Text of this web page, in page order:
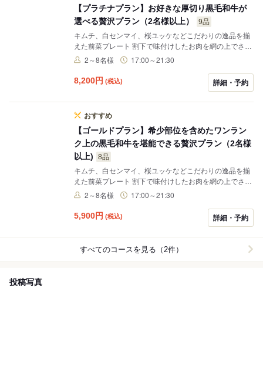
【プラチナプラン】お好きな厚切り黒毛和牛が
選べる贅沢プラン（2名様以上）
9品
キムチ、白センマイ、桜ユッケなどこだわりの逸品を揃
えた前菜プレート 割下で味付けしたお肉を網の上でさっ
と炙って食べる焼きすき お好みの合わせた高貴な部位を
毛和牛ハラミなどワンランク上の焼き物を盛り合わせ 〆
の御食事としてお席で仕上げる特上ロースの薄切り出汁
沢コースです
2～8名様 17:00～21:30
8,200円 (税込) 詳細・予約
おすすめ
【ゴールドプラン】希少部位を含めたワンラン
ク上の黒毛和牛を堪能できる贅沢プラン（2名様
以上)
8品
キムチ、白センマイ、桜ユッケなどこだわりの逸品を揃
えた前菜プレート 割下で味付けしたお肉を網の上でさっ
と炙って食べる焼きすき、 希少部位の黒毛和牛ハラミな
お席で仕上げる特上ロースの薄切り出汁茶づけ デート、
記念日やお祝いなどのシーンに最適な贅沢コースです
2～8名様 17:00～21:30
5,900円 (税込) 詳細・予約
すべてのコースを見る（2件）
投稿写真